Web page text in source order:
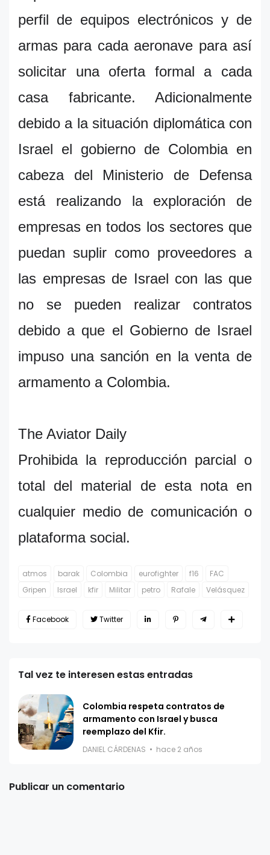
perfil de equipos electrónicos y de
armas para cada aeronave para así
solicitar una oferta formal a cada
casa fabricante. Adicionalmente
debido a la situación diplomática con
Israel el gobierno de Colombia en
cabeza del Ministerio de Defensa
está realizando la exploración de
empresas en todos los sectores que
puedan suplir como proveedores a
las empresas de Israel con las que
no se pueden realizar contratos
debido a que el Gobierno de Israel
impuso una sanción en la venta de
armamento a Colombia.
The Aviator Daily
Prohibida la reproducción parcial o
total del material de esta nota en
cualquier medio de comunicación o
plataforma social.
atmos barak Colombia eurofighter f16
FAC
Gripen
Israel kfir Militar petro Rafale Velásquez
Facebook Twitter
Tal vez te interesen estas entradas
Colombia respeta contratos de
armamento con Israel y busca
reemplazo del Kfir.
DANIEL CÁRDENAS hace 2 años
Publicar un comentario